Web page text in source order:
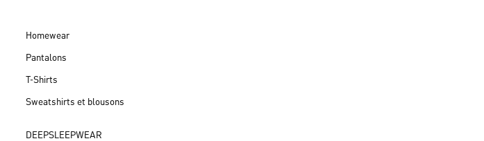
Homewear
Pantalons
T-Shirts
Sweatshirts et blousons
DEEPSLEEPWEAR